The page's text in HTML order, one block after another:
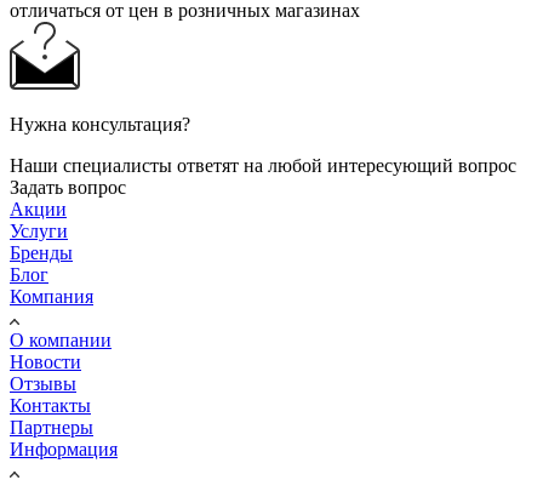
отличаться от цен в розничных магазинах
Нужна консультация?
Наши специалисты ответят на любой интересующий вопрос
Задать вопрос
Акции
Услуги
Бренды
Блог
Компания
О компании
Новости
Отзывы
Контакты
Партнеры
Информация